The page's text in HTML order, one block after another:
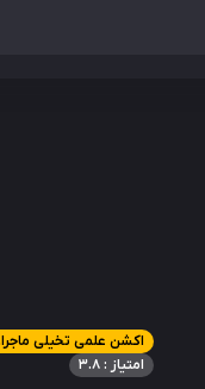
امتیاز : 3.8